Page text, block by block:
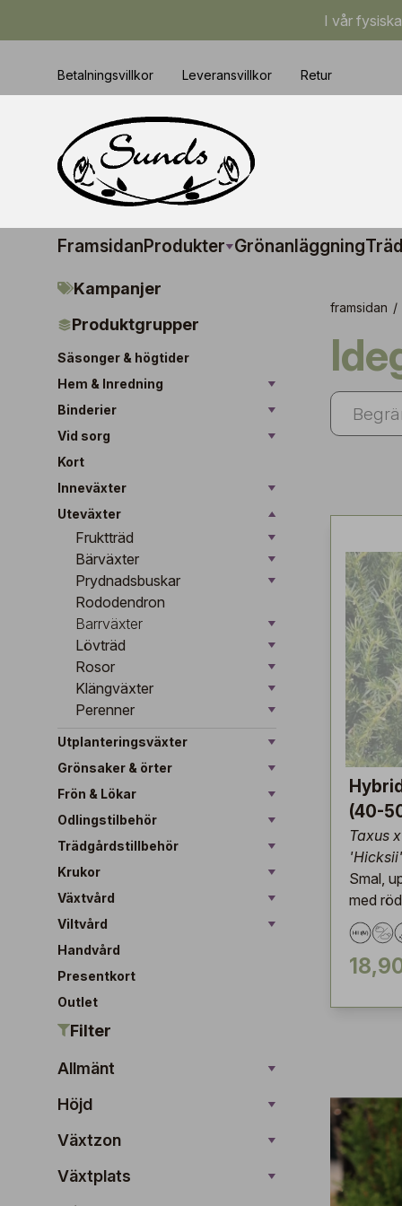
I vår
Betalningsvillkor Leveransvillkor Retur
FramsidanProdukter Grönanläggning
Kampanjer
Produktgrupper
Säsonger & högtider
Hem & Inredning
Binderier
Vid sorg
Kort
Inneväxter
Uteväxter
Fruktträd
Bärväxter
Prydnadsbuskar
Rododendron
Barrväxter
Lövträd
Rosor
Klängväxter
Perenner
Utplanteringsväxter
Grönsaker & örter
Frön & Lökar
Odlingstilbehör
Trädgårdstillbehör
Krukor
Växtvård
Viltvård
Handvård
Presentkort
Outlet
Filter
Allmänt
Höjd
Växtzon
Växtplats
framsidan /
(40-
Taxus
'Hicksii'
Smal,
med